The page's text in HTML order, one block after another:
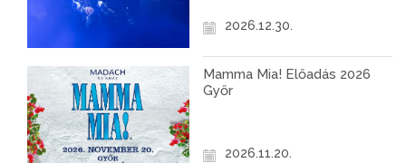
2026.12.30.
Mamma Mia! Előadás 2026
Győr
2026.11.20.